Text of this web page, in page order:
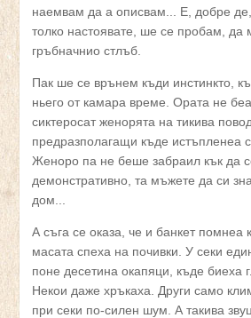
наемвам да а описвам... Е, добре
толко настоявате, ше се пробам, да
гръбначнио стлъб.
Пак ше се врънем къди инстинкто,
ньего от камара време. Ората не
сиктеросат женорята на тикива
предразполагащи къде истъпленеа
Женоро па не беше забраил кък да
демонстративно, та мъжете да си
дом...
А съга се оказа, че и банкет помнеа
масата спеха на почивки. У секи
поне десетина окапяци, къде биеха
Некои даже хръкаха. Други само
при секи по-силен шум. А такива